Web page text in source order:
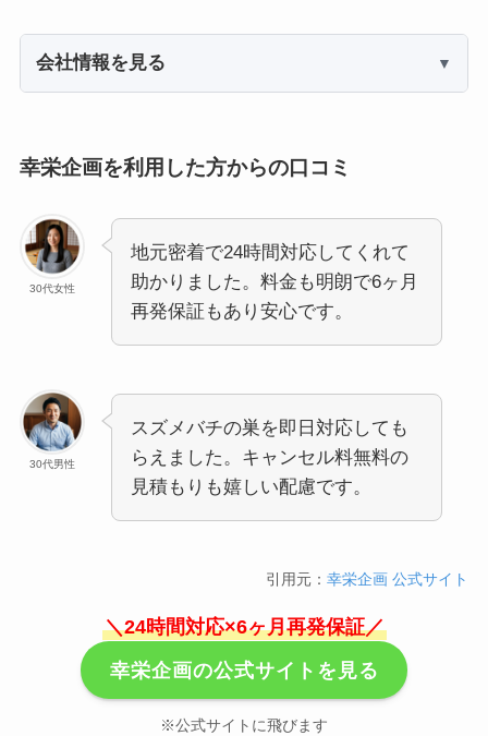
会社情報を見る
幸栄企画を利用した方からの口コミ
30代女性
地元密着で24時間対応してくれて
助かりました。料金も明朗で6ヶ月
再発保証もあり安心です。
30代男性
スズメバチの巣を即日対応しても
らえました。キャンセル料無料の
見積もりも嬉しい配慮です。
引用元：幸栄企画 公式サイト
＼24時間対応×6ヶ月再発保証／
幸栄企画の公式サイトを見る
※公式サイトに飛びます